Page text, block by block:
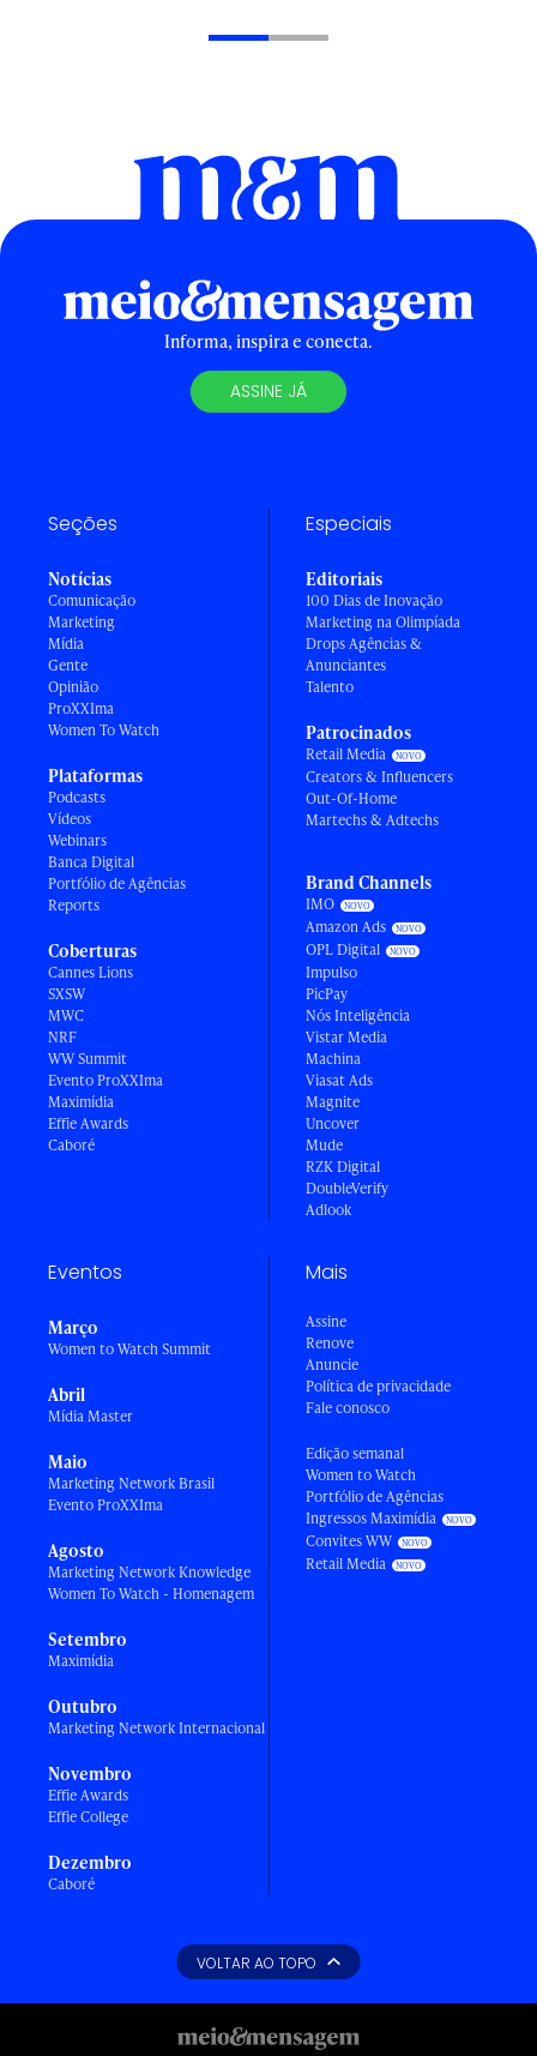
Informa, inspira e conecta.
ASSINE JÁ
Seções
Notícias
Comunicação
Marketing
Mídia
Gente
Opinião
ProXXIma
Women To Watch
Plataformas
Podcasts
Vídeos
Webinars
Banca Digital
Portfólio de Agências
Reports
Coberturas
Cannes Lions
SXSW
MWC
NRF
WW Summit
Evento ProXXIma
Maximídia
Effie Awards
Caboré
Especiais
Editoriais
100 Dias de Inovação
Marketing na Olimpíada
Drops Agências &
Anunciantes
Talento
Patrocinados
Retail Media
Creators & Influencers
Out-Of-Home
Martechs & Adtechs
Brand Channels
IMO
Amazon Ads
OPL Digital
Impulso
PicPay
Nós Inteligência
Vistar Media
Machina
Viasat Ads
Magnite
Uncover
Mude
RZK Digital
DoubleVerify
Adlook
Eventos
Março
Women to Watch Summit
Abril
Mídia Master
Maio
Marketing Network Brasil
Evento ProXXIma
Agosto
Marketing Network Knowledge
Women To Watch - Homenagem
Setembro
Maximídia
Outubro
Marketing Network Internacional
Novembro
Effie Awards
Effie College
Dezembro
Caboré
Mais
Assine
Renove
Anuncie
Política de privacidade
Fale conosco
Edição semanal
Women to Watch
Portfólio de Agências
Ingressos Maximídia
Convites WW
Retail Media
VOLTAR AO TOPO